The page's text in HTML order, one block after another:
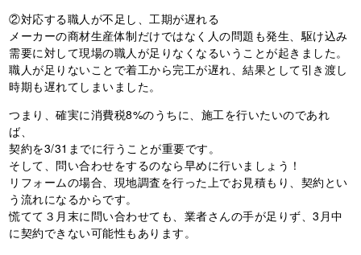
②対応する職人が不足し、工期が遅れる
メーカーの商材生産体制だけではなく人の問題も発生、駆け込み
需要に対して現場の職人が足りなくなるいうことが起きました。
職人が足りないことで着工から完工が遅れ、結果として引き渡し
時期も遅れてしまいました。
つまり、確実に消費税8%のうちに、施工を行いたいのであれ
ば、
契約を3/31 までに行うことが重要です。
そして、問い合わせをするのなら早めに行いましょう！
リフォームの場合、現地調査を行った上でお見積もり、契約とい
う流れになるからです。
慌てて３月末に問い合わせても、業者さんの手が足りず、3 月中
に契約できない可能性もあります。